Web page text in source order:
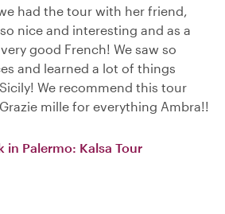
had the tour with her friend,
nice and interesting and as a
good French! We saw so
and learned a lot of things
We recommend this tour
mille for everything Ambra!!
in Palermo: Kalsa Tour